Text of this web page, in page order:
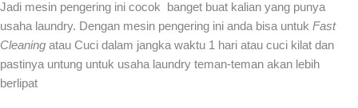
Jadi mesin pengering ini cocok banget buat kalian yang punya
usaha laundry. Dengan mesin pengering ini anda bisa untuk Fast
Cleaning atau Cuci dalam jangka waktu 1 hari atau cuci kilat dan
pastinya untung untuk usaha laundry teman-teman akan lebih
berlipat